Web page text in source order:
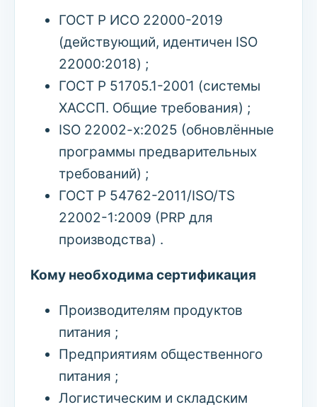
ГОСТ Р ИСО 22000-2019
(действующий, идентичен ISO
22000:2018) ;
ГОСТ Р 51705.1-2001 (системы
ХАССП. Общие требования) ;
ISO 22002-x:2025 (обновлённые
программы предварительных
требований) ;
ГОСТ Р 54762-2011/ISO/TS
22002-1:2009 (PRP для
производства) .
Кому необходима сертификация
Производителям продуктов
питания ;
Предприятиям общественного
питания ;
Логистическим и складским